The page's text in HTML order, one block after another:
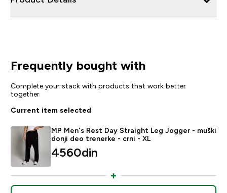
Frequently bought with
Complete your stack with products that work better
together
Current item selected
MP Men's Rest Day Straight Leg Jogger - muški
donji deo trenerke - crni - XL
4560din‎